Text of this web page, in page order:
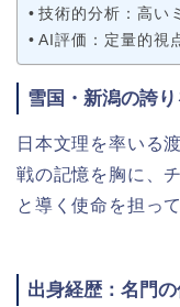
技術的分析：高い
AI評価：定量的視
雪国・新潟の誇り
日本文理を率いる
戦の記憶を胸に、
と導く使命を担って
出身経歴：名門